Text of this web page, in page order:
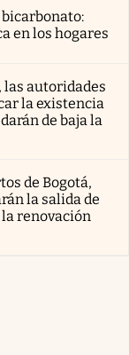
en los hogares
las autoridades
la existencia
de baja la
de Bogotá,
la salida de
renovación